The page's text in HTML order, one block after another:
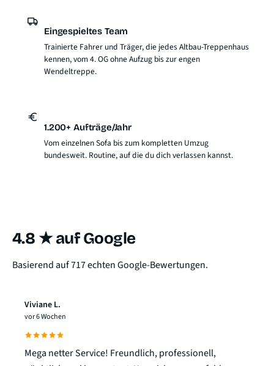
Eingespieltes Team
Trainierte Fahrer und Träger, die jedes Altbau-Treppenhaus
kennen, vom 4. OG ohne Aufzug bis zur engen
Wendeltreppe.
1.200+ Aufträge/Jahr
Vom einzelnen Sofa bis zum kompletten Umzug
bundesweit. Routine, auf die du dich verlassen kannst.
4.8 ★ auf Google
Basierend auf 717 echten Google-Bewertungen.
Viviane L.
vor 6 Wochen
Mega netter Service! Freundlich, professionell,